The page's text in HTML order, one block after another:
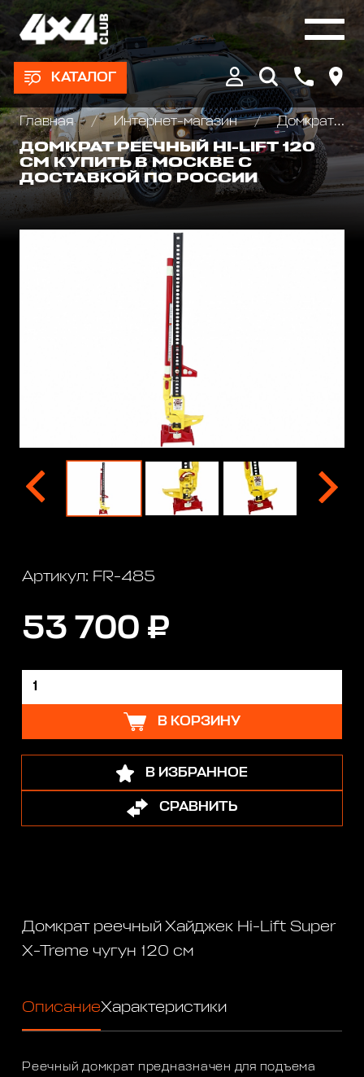
КАТАЛОГ
Главная Интернет-магазин
Домкраты реечные и аксессуары
ДОМКРАТ РЕЕЧНЫЙ HI-LIFT 120
СМ КУПИТЬ В МОСКВЕ С
ДОСТАВКОЙ ПО РОССИИ
Артикул: FR-485
53 700 ₽
В КОРЗИНУ
В ИЗБРАННОЕ
СРАВНИТЬ
Домкрат реечный Хайджек Hi-Lift Super
X-Treme чугун 120 см
ОписаниеХарактеристики
Реечный домкрат предназначен для подъема